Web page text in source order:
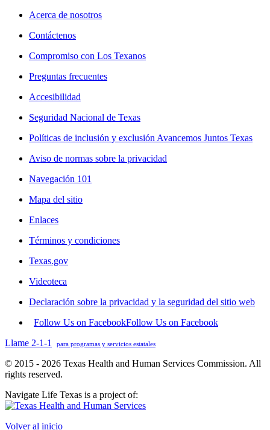
Acerca de nosotros
Contáctenos
Compromiso con Los Texanos
Preguntas frecuentes
Accesibilidad
Seguridad Nacional de Texas
Políticas de inclusión y exclusión Avancemos Juntos Texas
Aviso de normas sobre la privacidad
Navegación 101
Mapa del sitio
Enlaces
Términos y condiciones
Texas.gov
Videoteca
Declaración sobre la privacidad y la seguridad del sitio web
Follow Us on FacebookFollow Us on Facebook
Llame 2-1-1
para programas y servicios estatales
© 2015 - 2026 Texas Health and Human Services Commission. All
rights reserved.
Navigate Life Texas is a project of:
Volver al inicio